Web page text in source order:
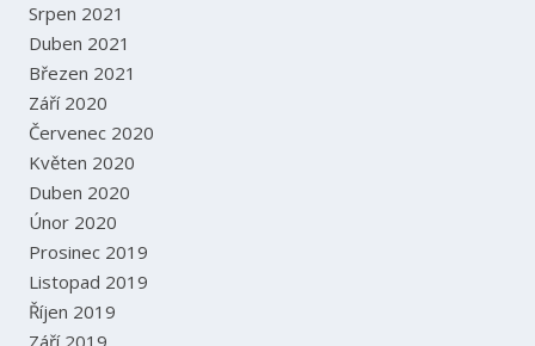
Srpen 2021
Duben 2021
Březen 2021
Září 2020
Červenec 2020
Květen 2020
Duben 2020
Únor 2020
Prosinec 2019
Listopad 2019
Říjen 2019